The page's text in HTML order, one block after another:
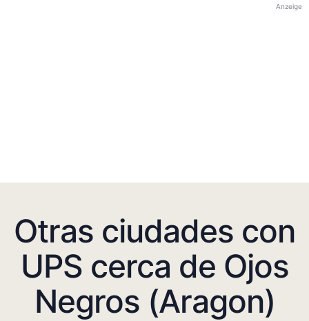
Anzeige
Otras ciudades con
UPS cerca de Ojos
Negros (Aragon)